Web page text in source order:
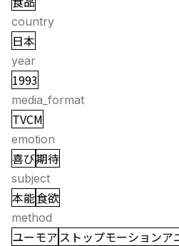
country
日本
year
1993
media_format
TVCM
emotion
喜び期待
subject
本能食欲
method
ユーモアストップモーションア